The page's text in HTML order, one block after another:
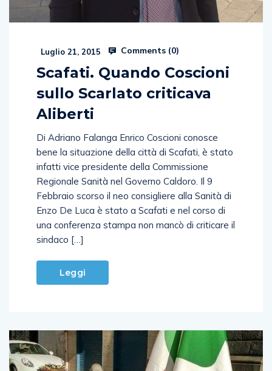
Luglio 21, 2015 Comments (0)
Scafati. Quando Coscioni
sullo Scarlato criticava
Aliberti
Di Adriano Falanga Enrico Coscioni conosce
bene la situazione della città di Scafati, è stato
infatti vice presidente della Commissione
Regionale Sanità nel Governo Caldoro. Il 9
Febbraio scorso il neo consigliere alla Sanità di
Enzo De Luca è stato a Scafati e nel corso di
una conferenza stampa non mancò di criticare il
sindaco […]
Leggi